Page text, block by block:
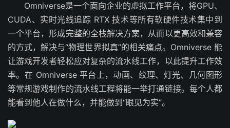
Omniverse是一个面向企业的虚拟工作平台，将GPU、
CUDA、实时光线追踪 RTX 技术等所有软硬件技术集中到
一个平台，形成完整的全栈解决方案，从而以更高效和兼容
的方式，解决与“物理世界拟真”的相关痛点。Omniverse 能
让游戏开发者轻松应对复杂的流水线工作，以此提升工作效
率。在 Omniverse 平台上，动画、纹理、灯光、几何图形
等常规游戏制作的流水线工程将能一举打通链接。每个人都
能看到他人在做什么，并能做到“眼见为实”。